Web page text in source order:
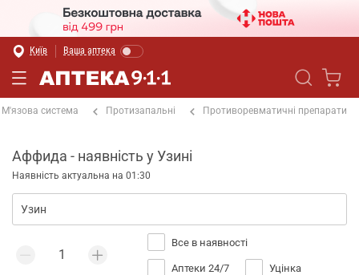
Київ Ваша аптека
М'язова система Протизапальні Противоревматичні препарати
Аффида - наявність у Узині
Наявність актуальна на 01:30
Все в наявності
Аптеки 24/7 Уцінка